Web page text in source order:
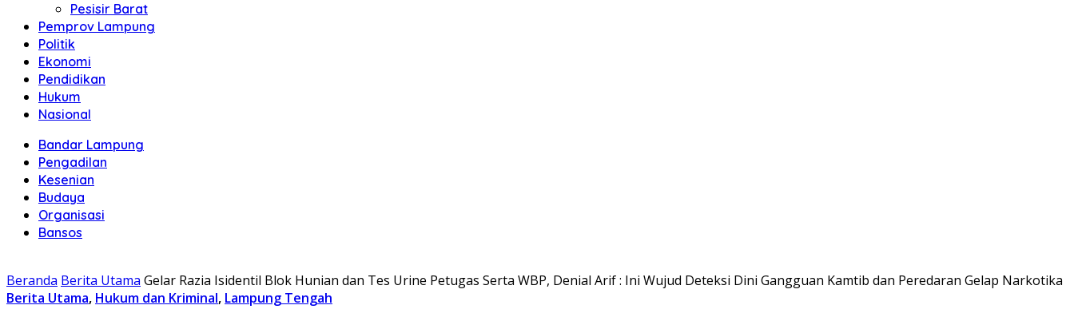
Pesisir Barat
Pemprov Lampung
Politik
Ekonomi
Pendidikan
Hukum
Nasional
Bandar Lampung
Pengadilan
Kesenian
Budaya
Organisasi
Bansos
Beranda Berita Utama Gelar Razia Isidentil Blok Hunian dan Tes Urine Petugas Serta WBP, Denial Arif : Ini Wujud Deteksi Dini Gangguan Kamtib dan Peredaran Gelap Narkotika
Berita Utama, Hukum dan Kriminal, Lampung Tengah